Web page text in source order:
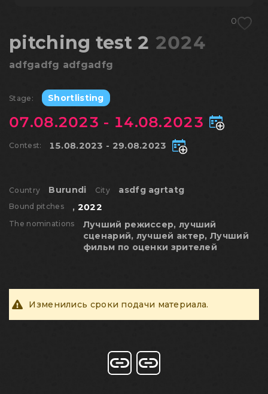
0
pitching test 2 2024
adfgadfg adfgadfg
Stage: Shortlisting
07.08.2023 - 14.08.2023
Contest: 15.08.2023 - 29.08.2023
Country Burundi City asdfg agrtatg
Bound pitches , 2022
The nominations
Лучший режиссер, лучший
сценарий, лучшей актер, Лучший
фильм по оценки зрителей
Изменились сроки подачи материала.